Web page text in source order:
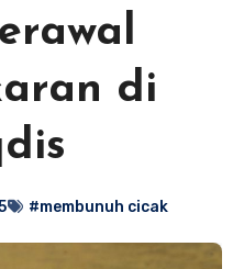
di
#membunuh cicak